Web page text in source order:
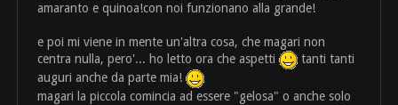
amaranto e quinoa!con noi funzionano alla grande!
e poi mi viene in mente un'altra cosa, che magari non
centra nulla, pero'... ho letto ora che aspetti
tanti tanti
auguri anche da parte mia!
magari la piccola comincia ad essere "gelosa" o anche solo